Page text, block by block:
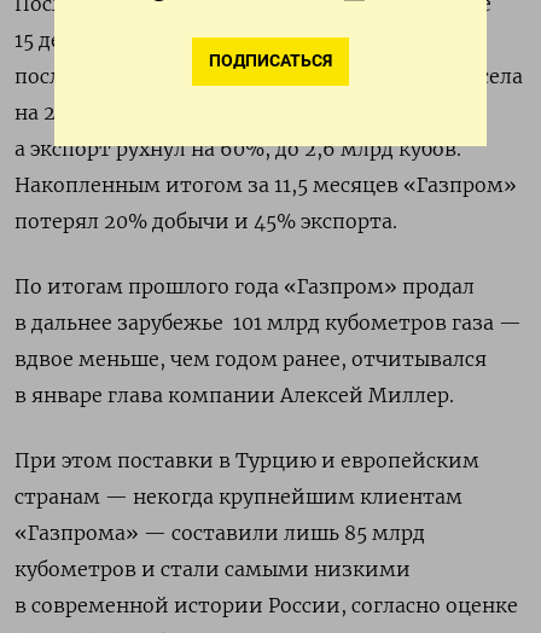
ПОДПИСАТЬСЯ
15 декабря: они показали, что за две недели
последнего месяца 2022 года добыча газа просела
на 24% год к году, до 17,2 млрд кубометров,
а экспорт рухнул на 60%, до 2,6 млрд кубов.
Накопленным итогом за 11,5 месяцев «Газпром»
потерял 20% добычи и 45% экспорта.
По итогам прошлого года «Газпром» продал
в дальнее зарубежье 101 млрд кубометров газа —
вдвое меньше, чем годом ранее, отчитывался
в январе глава компании Алексей Миллер.
При этом поставки в Турцию и европейским
странам — некогда крупнейшим клиентам
«Газпрома» — составили лишь 85 млрд
кубометров и стали самыми низкими
в современной истории России, согласно оценке